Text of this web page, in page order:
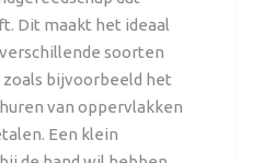
Dit maakt het ideaal
soorten
zoals bijvoorbeeld het
van oppervlakken
Een klein